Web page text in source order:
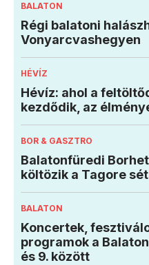
BALATON
Régi balatoni
Vonyarcvashegyen
HÉVÍZ
Hévíz: ahol a
kezdődik, az
BOR & GASZTRO
Balatonfüredi
költözik a Tagore
BALATON
Koncertek,
programok a
és 9. között